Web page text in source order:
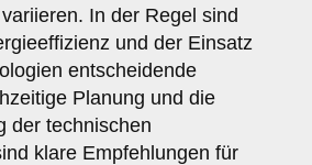
In der Regel sind
und der Einsatz
entscheidende
Planung und die
der technischen
klare Empfehlungen für